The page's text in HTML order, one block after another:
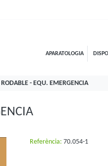
APARATOLOGIA
- EQU. EMERGENCIA
Referència: 70.054-1